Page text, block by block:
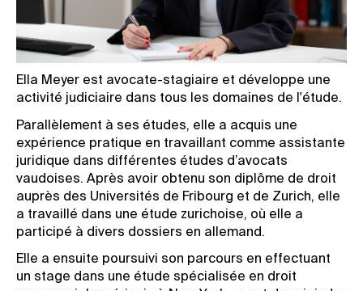
Ella Meyer est avocate-stagiaire et développe une
activité judiciaire dans tous les domaines de l'étude.
Parallèlement à ses études, elle a acquis une
expérience pratique en travaillant comme assistante
juridique dans différentes études d’avocats
vaudoises. Après avoir obtenu son diplôme de droit
auprès des Universités de Fribourg et de Zurich, elle
a travaillé dans une étude zurichoise, où elle a
participé à divers dossiers en allemand.
Elle a ensuite poursuivi son parcours en effectuant
un stage dans une étude spécialisée en droit